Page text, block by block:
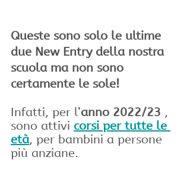
Queste sono solo le ultime
due New Entry della nostra
scuola ma non sono
certamente le sole!
Infatti, per l’anno 2022/23 ,
sono attivi corsi per tutte le
età, per bambini a persone
più anziane.